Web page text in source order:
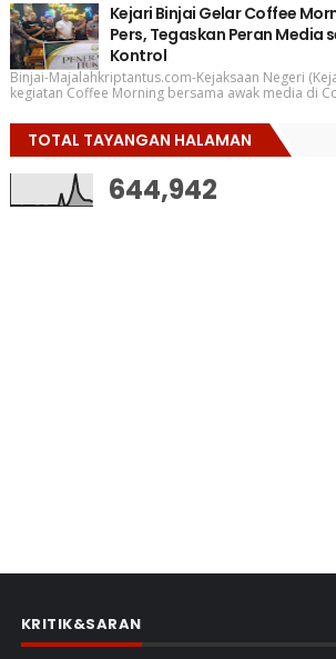
Kejari Binjai Gelar Coffee
Pers, Tegaskan Peran Media
Kontrol
Binjai-Majalahkriptantus.com-Kejaksaan Negeri
kegiatan Coffee Morning bersama awak media di
TOTAL TAYANGAN HALAMAN
644,942
KRITIK&SARAN